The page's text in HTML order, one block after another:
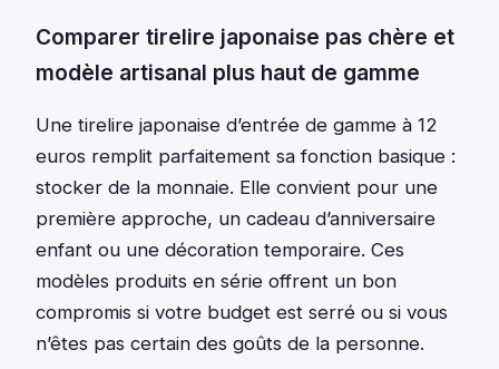
Comparer tirelire japonaise pas chère et
modèle artisanal plus haut de gamme
Une tirelire japonaise d’entrée de gamme à 12
euros remplit parfaitement sa fonction basique :
stocker de la monnaie. Elle convient pour une
première approche, un cadeau d’anniversaire
enfant ou une décoration temporaire. Ces
modèles produits en série offrent un bon
compromis si votre budget est serré ou si vous
n’êtes pas certain des goûts de la personne.